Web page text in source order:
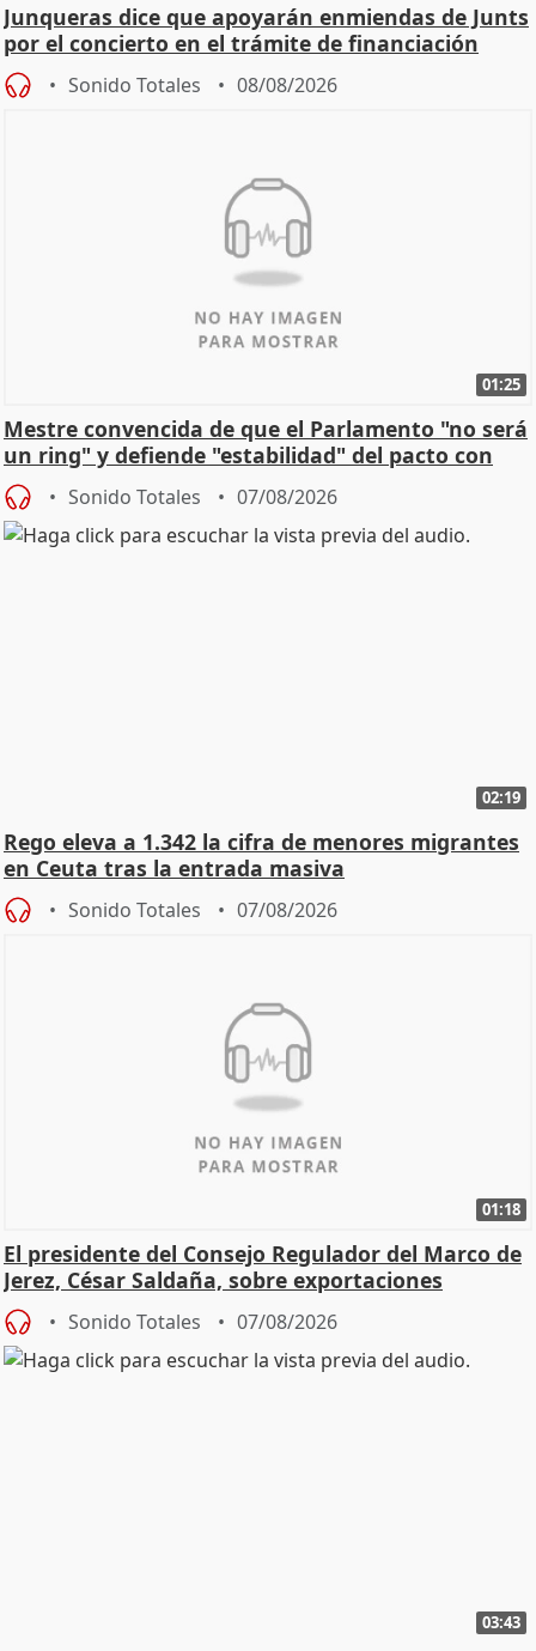
Junqueras dice que apoyarán enmiendas de Junts
por el concierto en el trámite de financiación
Sonido Totales 08/08/2026
01:25
Mestre convencida de que el Parlamento "no será
un ring" y defiende "estabilidad" del pacto con
Vox
Sonido Totales 07/08/2026
02:19
Rego eleva a 1.342 la cifra de menores migrantes
en Ceuta tras la entrada masiva
Sonido Totales 07/08/2026
01:18
El presidente del Consejo Regulador del Marco de
Jerez, César Saldaña, sobre exportaciones
Sonido Totales 07/08/2026
03:43